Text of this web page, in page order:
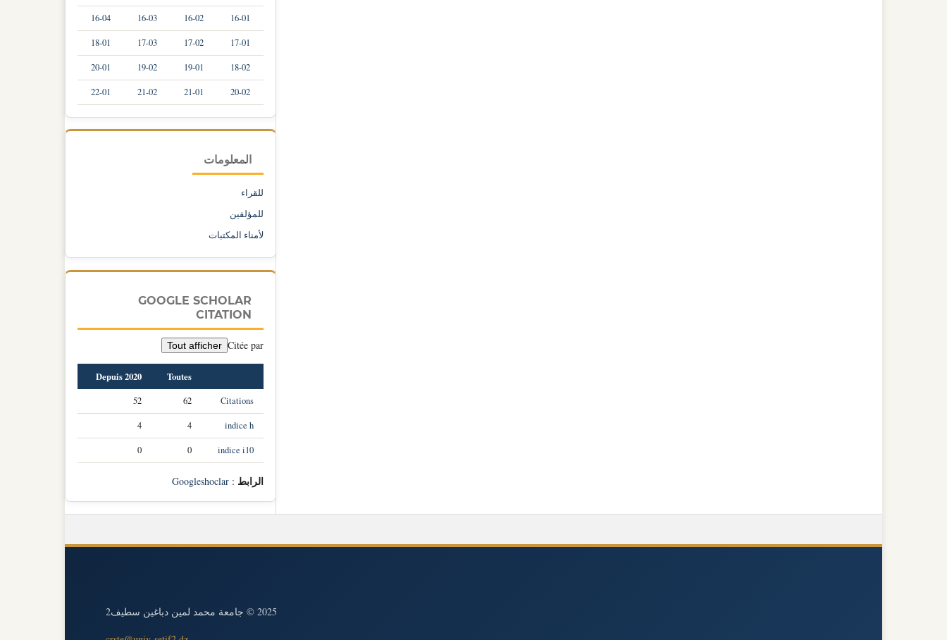
16-01
16-02
16-03
16-04
17-01
17-02
17-03
18-01
18-02
19-01
19-02
20-01
20-02
21-01
21-02
22-01
المعلومات
للقراء
للمؤلفين
لأمناء المكتبات
GOOGLE SCHOLAR
CITATION
Citée par
Tout afficher
Toutes
Depuis 2020
Citations
62
52
indice h
4
4
indice i10
0
0
الرابط :
Googleshoclar
2025 © جامعة محمد لمين دباغين سطيف2